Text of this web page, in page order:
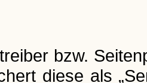
bzw.
diese als